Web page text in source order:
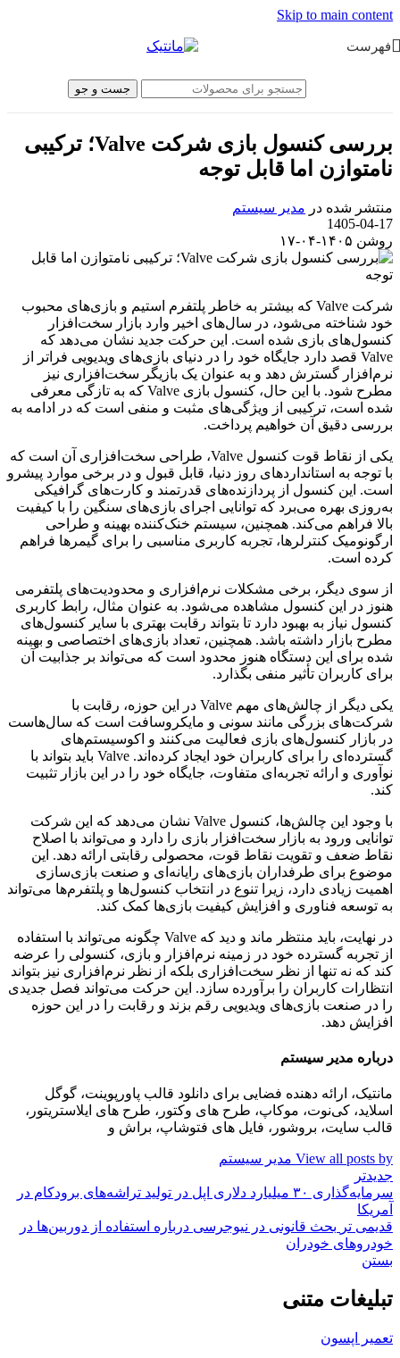
Skip to main content
فهرست
جست و جو
بررسی کنسول بازی شرکت Valve؛ ترکیبی
نامتوازن اما قابل توجه
منتشر شده در مدیر سیستم
1405-04-17
روشن ۱۴۰۵-۰۴-۱۷
شرکت Valve که بیشتر به خاطر پلتفرم استیم و بازی‌های محبوب
خود شناخته می‌شود، در سال‌های اخیر وارد بازار سخت‌افزار
کنسول‌های بازی شده است. این حرکت جدید نشان می‌دهد که
Valve قصد دارد جایگاه خود را در دنیای بازی‌های ویدیویی فراتر از
نرم‌افزار گسترش دهد و به عنوان یک بازیگر سخت‌افزاری نیز
مطرح شود. با این حال، کنسول بازی Valve که به تازگی معرفی
شده است، ترکیبی از ویژگی‌های مثبت و منفی است که در ادامه به
بررسی دقیق آن خواهیم پرداخت.
یکی از نقاط قوت کنسول Valve، طراحی سخت‌افزاری آن است که
با توجه به استانداردهای روز دنیا، قابل قبول و در برخی موارد پیشرو
است. این کنسول از پردازنده‌های قدرتمند و کارت‌های گرافیکی
به‌روزی بهره می‌برد که توانایی اجرای بازی‌های سنگین را با کیفیت
بالا فراهم می‌کند. همچنین، سیستم خنک‌کننده بهینه و طراحی
ارگونومیک کنترلرها، تجربه کاربری مناسبی را برای گیمرها فراهم
کرده است.
از سوی دیگر، برخی مشکلات نرم‌افزاری و محدودیت‌های پلتفرمی
هنوز در این کنسول مشاهده می‌شود. به عنوان مثال، رابط کاربری
کنسول نیاز به بهبود دارد تا بتواند رقابت بهتری با سایر کنسول‌های
مطرح بازار داشته باشد. همچنین، تعداد بازی‌های اختصاصی و بهینه
شده برای این دستگاه هنوز محدود است که می‌تواند بر جذابیت آن
برای کاربران تأثیر منفی بگذارد.
یکی دیگر از چالش‌های مهم Valve در این حوزه، رقابت با
شرکت‌های بزرگی مانند سونی و مایکروسافت است که سال‌هاست
در بازار کنسول‌های بازی فعالیت می‌کنند و اکوسیستم‌های
گسترده‌ای را برای کاربران خود ایجاد کرده‌اند. Valve باید بتواند با
نوآوری و ارائه تجربه‌ای متفاوت، جایگاه خود را در این بازار تثبیت
کند.
با وجود این چالش‌ها، کنسول Valve نشان می‌دهد که این شرکت
توانایی ورود به بازار سخت‌افزار بازی را دارد و می‌تواند با اصلاح
نقاط ضعف و تقویت نقاط قوت، محصولی رقابتی ارائه دهد. این
موضوع برای طرفداران بازی‌های رایانه‌ای و صنعت بازی‌سازی
اهمیت زیادی دارد، زیرا تنوع در انتخاب کنسول‌ها و پلتفرم‌ها می‌تواند
به توسعه فناوری و افزایش کیفیت بازی‌ها کمک کند.
در نهایت، باید منتظر ماند و دید که Valve چگونه می‌تواند با استفاده
از تجربه گسترده خود در زمینه نرم‌افزار و بازی، کنسولی را عرضه
کند که نه تنها از نظر سخت‌افزاری بلکه از نظر نرم‌افزاری نیز بتواند
انتظارات کاربران را برآورده سازد. این حرکت می‌تواند فصل جدیدی
را در صنعت بازی‌های ویدیویی رقم بزند و رقابت را در این حوزه
افزایش دهد.
درباره مدیر سیستم
مانتیک، ارائه دهنده فضایی برای دانلود قالب پاورپوینت، گوگل
اسلاید، کی‌نوت، موکاپ، طرح های وکتور، طرح های ایلاستریتور،
قالب سایت، بروشور، فایل های فتوشاپ، براش و
View all posts by مدیر سیستم
جدیدتر
سرمایه‌گذاری ۳۰ میلیارد دلاری اپل در تولید تراشه‌های برودکام در
آمریکا
قدیمی تر بحث قانونی در نیوجرسی درباره استفاده از دوربین‌ها در
خودروهای خودران
بستن
تبلیغات متنی
تعمیر اپسون